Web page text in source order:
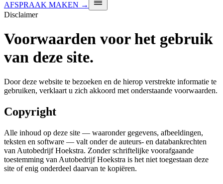
AFSPRAAK MAKEN →
Disclaimer
Voorwaarden voor het gebruik
van deze site.
Door deze website te bezoeken en de hierop verstrekte informatie te
gebruiken, verklaart u zich akkoord met onderstaande voorwaarden.
Copyright
Alle inhoud op deze site — waaronder gegevens, afbeeldingen,
teksten en software — valt onder de auteurs- en databankrechten
van Autobedrijf Hoekstra. Zonder schriftelijke voorafgaande
toestemming van Autobedrijf Hoekstra is het niet toegestaan deze
site of enig onderdeel daarvan te kopiëren.